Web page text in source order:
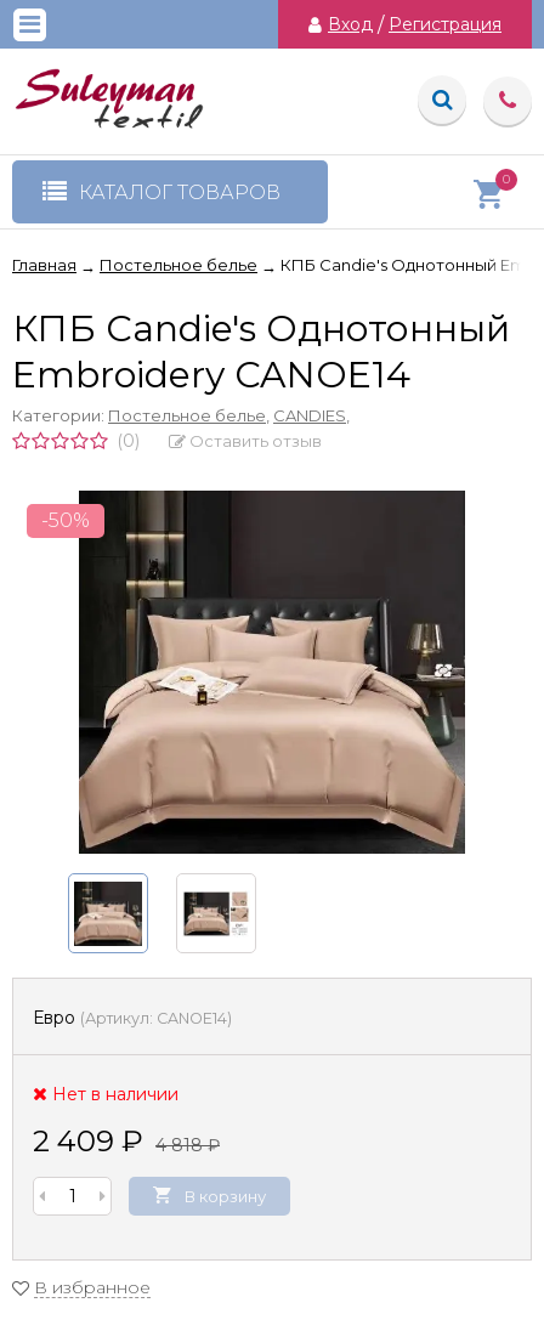
Вход / Регистрация
КАТАЛОГ ТОВАРОВ
0
Главная → Постельное белье → КПБ Candie's Однотонный
КПБ Candie's Однотонный
Embroidery CANOE14
Категории: Постельное белье CANDIES
(0) Оставить отзыв
-50%
Евро (Артикул: CANOE14)
Нет в наличии
2 409 ₽ 4 818₽
В корзину
В избранное